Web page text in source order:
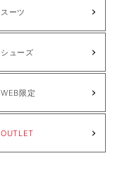
スーツ
シューズ
WEB限定
OUTLET